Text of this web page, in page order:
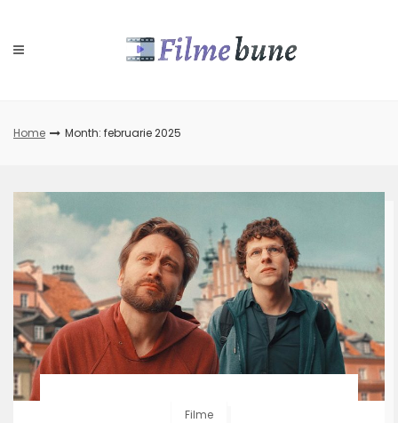
content
Home Month: februarie 2025
Filme